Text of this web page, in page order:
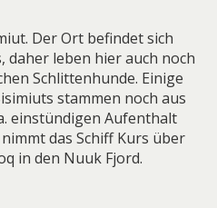
Der Ort befindet sich
daher leben hier auch noch
Schlittenhunde. Einige
stammen noch aus
einstündigen Aufenthalt
das Schiff Kurs über
in den Nuuk Fjord.